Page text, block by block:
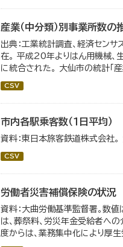
産業（中分類）別事業所数の
出典：工業統計調査、経済セン
在。 平成20年よりはん用機械、
に統合された。 大仙市の統計「
CSV
市内各駅乗客数（１日平均）
資料：東日本旅客鉄道株式会社。
CSV
労働者災害補償保険の状況
資料：大曲労働基準監督署。数
は、葬祭料、労災年金受給者へ
度からは、業務集中化により厚